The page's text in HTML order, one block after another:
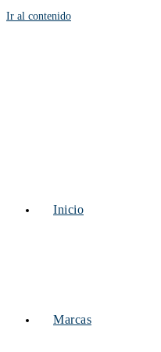
Ir al contenido
Inicio
Marcas